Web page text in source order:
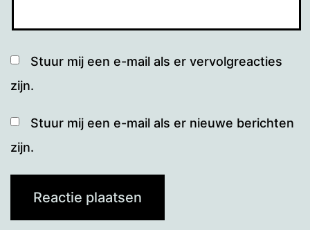
Stuur mij een e-mail als er vervolgreacties
zijn.
Stuur mij een e-mail als er nieuwe berichten
zijn.